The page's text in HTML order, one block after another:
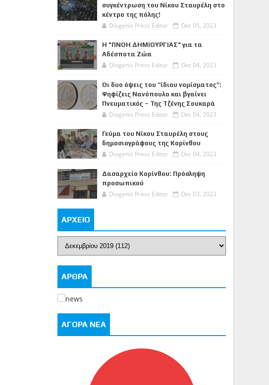
συγκέντρωση του Νίκου Σταυρέλη στο
κέντρο της πόλης!
Diogenis Press Editor Οκτ 05, 2023
Η "ΠΝΟΗ ΔΗΜΙΟΥΡΓΙΑΣ" για τα
Αδέσποτα Ζώα
Diogenis Press Editor Οκτ 04, 2023
Οι δυο όψεις του “ίδιου νομίσματος”:
Ψηφίζεις Νανόπουλο και βγαίνει
Πνευματικός – Της Τζένης Σουκαρά
Diogenis Press Editor Οκτ 04, 2023
Γεύμα του Νίκου Σταυρέλη στους
δημοσιογράφους της Κορίνθου
Diogenis Press Editor Οκτ 04, 2023
Δασαρχείο Κορίνθου: Πρόσληψη
προσωπικού
Diogenis Press Editor Οκτ 03, 2023
ΑΡΧΕΙΟ
ΑΡΘΡΑ
ΑΓΟΡΑ ΝΕΑ